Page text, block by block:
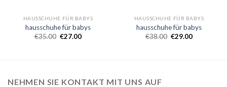
HAUSSCHUHE FÜR BABYS
hausschuhe für babys
€35.00 €27.00
HAUSSCHUHE FÜR BABYS
hausschuhe für babys
€38.00 €29.00
NEHMEN SIE KONTAKT MIT UNS AUF